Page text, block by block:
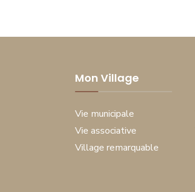
Mon Village
Vie municipale
Vie associative
Village remarquable